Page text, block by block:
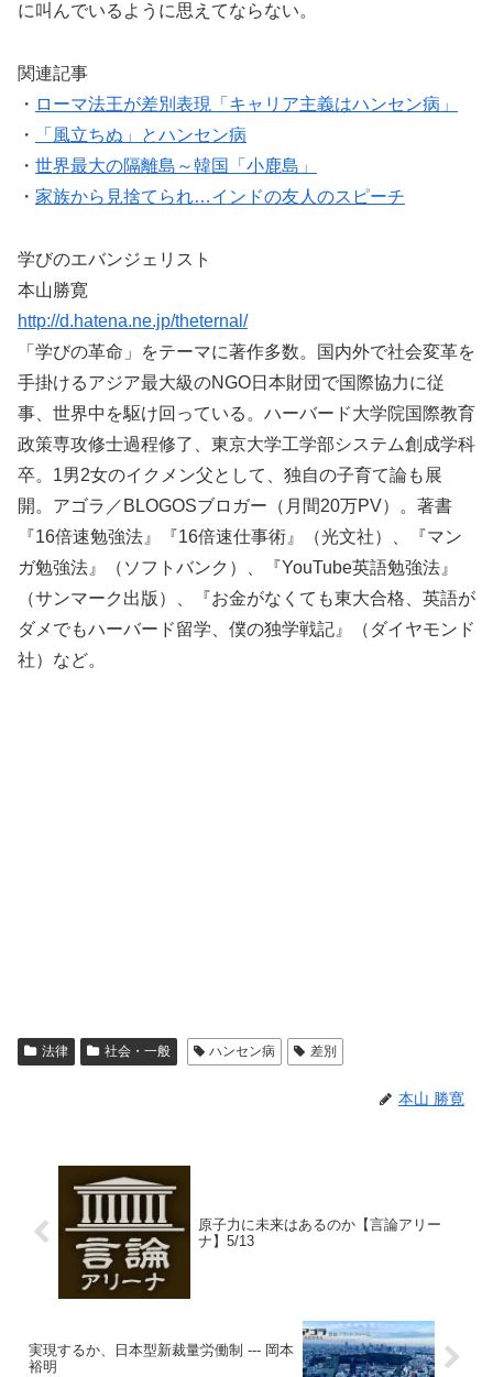
に叫んでいるように思えてならない。
関連記事
・ ローマ法王が差別表現「キャリア主義はハンセン病」
・
「風立ちぬ」とハンセン病
・ 世界最大の隔離島～韓国「小鹿島」
・ 家族から見捨てられ…インドの友人のスピーチ
学びのエバンジェリスト
本山勝寛
http://d.hatena.ne.jp/theternal/
「学びの革命」をテーマに著作多数。国内外で社会変革を
手掛けるアジア最大級のNGO日本財団で国際協力に従
事、世界中を駆け回っている。ハーバード大学院国際教育
政策専攻修士過程修了、東京大学工学部システム創成学科
卒。1男2女のイクメン父として、独自の子育て論も展
開。アゴラ／BLOGOSブロガー（月間20万PV）。著書
『16倍速勉強法』『16倍速仕事術』（光文社）、『マン
ガ勉強法』（ソフトバンク）、『YouTube英語勉強法』
（サンマーク出版）、『お金がなくても東大合格、英語が
ダメでもハーバード留学、僕の独学戦記』（ダイヤモンド
社）など。
法律 社会・一般 ハンセン病 差別
本山 勝寛
原子力に未来はあるのか【言論アリー
ナ】5/13
実現するか、日本型新裁量労働制 --- 岡本
裕明